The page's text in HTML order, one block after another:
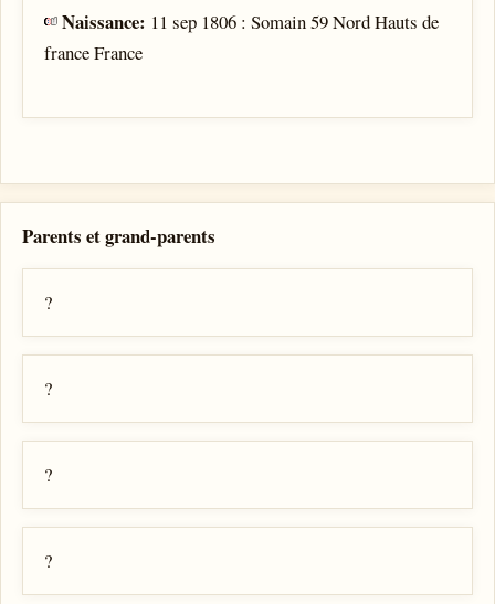
Naissance: 11 sep 1806 : Somain 59 Nord Hauts de
france France
Parents et grand-parents
?
?
?
?